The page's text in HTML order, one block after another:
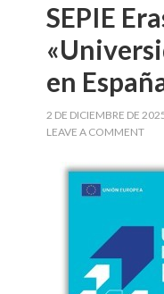
SEPIE
en
2 DE DICIEMBRE DE
LEAVE A COMMENT